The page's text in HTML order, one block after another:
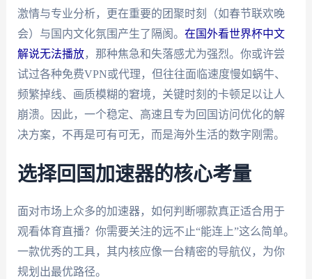
激情与专业分析，更在重要的团聚时刻（如春节联欢晚
会）与国内文化氛围产生了隔阂。 在国外看世界杯中文
解说无法播放，那种焦急和失落感尤为强烈。你或许尝
试过各种免费VPN或代理，但往往面临速度慢如蜗牛、
频繁掉线、画质模糊的窘境，关键时刻的卡顿足以让人
崩溃。因此，一个稳定、高速且专为回国访问优化的解
决方案，不再是可有可无，而是海外生活的数字刚需。
选择回国加速器的核心考量
面对市场上众多的加速器，如何判断哪款真正适合用于
观看体育直播？你需要关注的远不止“能连上”这么简单。
一款优秀的工具，其内核应像一台精密的导航仪，为你
规划出最优路径。